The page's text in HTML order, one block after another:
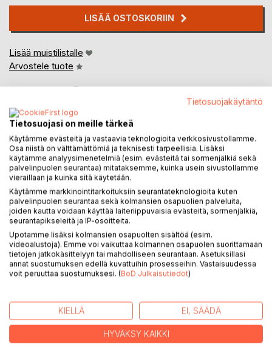
LISÄÄ OSTOSKORIIN
Lisää muistilistalle
Arvostele tuote
KUVAUS
Nyt 60 vuotta täytettyäni julkaisen tuhdin paketin jemmaan
jättämiäni runoja: tästä alaotsikko "katsaus taakse olan yli".
Kirjani asenne on kriittinen ja tyylini ironinen tai sarkastinen;
soveltuvat oikein hyvin asioitten tarkasteluun tästä
ikäperspektiivistä.
KIRJAILIJA
LEHDISTÖARVOSTELUT
Tietosuojakäytäntö
Tietosuojasi on meille tärkeä
Käytämme evästeitä ja vastaavia teknologioita verkkosivustollamme.
Osa niistä on välttämättömiä ja teknisesti tarpeellisia. Lisäksi
käytämme analyysimenetelmiä (esim. evästeitä tai sormenjälkiä sekä
palvelinpuolen seurantaa) mitataksemme, kuinka usein sivustollamme
vieraillaan ja kuinka sitä käytetään.
Käytämme markkinointitarkoituksiin seurantateknologioita kuten
palvelinpuolen seurantaa sekä kolmansien osapuolien palveluita,
joiden kautta voidaan käyttää laiteriippuvaisia evästeitä, sormenjälkiä,
seurantapikseleitä ja IP-osoitteita.
Upotamme lisäksi kolmansien osapuolten sisältöä (esim.
videoalustoja). Emme voi vaikuttaa kolmannen osapuolen suorittamaan
tietojen jatkokäsittelyyn tai mahdolliseen seurantaan. Asetuksillasi
annat suostumuksen edellä kuvattuihin prosesseihin. Vastaisuudessa
voit peruuttaa suostumuksesi. (BoD Julkaisutiedot)
KIELLÄ EI, SÄÄDÄ
HYVÄKSY KAIKKI